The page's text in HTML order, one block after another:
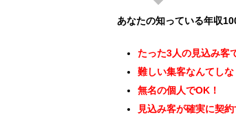
あなたの知っている年収
たった3人の見込み客
難しい集客なんてしな
無名の個人でOK！
見込み客が確実に契約